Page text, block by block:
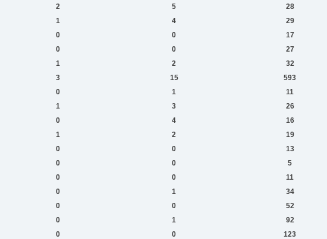
2 5
28
1 4
29
0 0
17
0 0
27
1 2
32
3 15
593
0 1
11
1 3
26
0 4
16
1 2
19
0 0
13
0 0
5
0 0
11
0 1
34
0 0
52
0 1
92
0 0
123